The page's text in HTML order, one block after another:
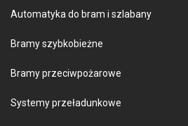
Automatyka do bram i szlabany
Bramy szybkobieżne
Bramy przeciwpożarowe
Systemy przeładunkowe